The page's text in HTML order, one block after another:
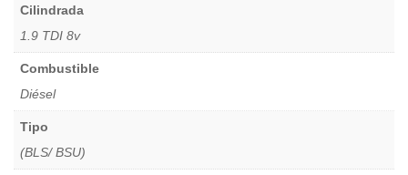
Cilindrada
1.9 TDI 8v
Combustible
Diésel
Tipo
(BLS/ BSU)